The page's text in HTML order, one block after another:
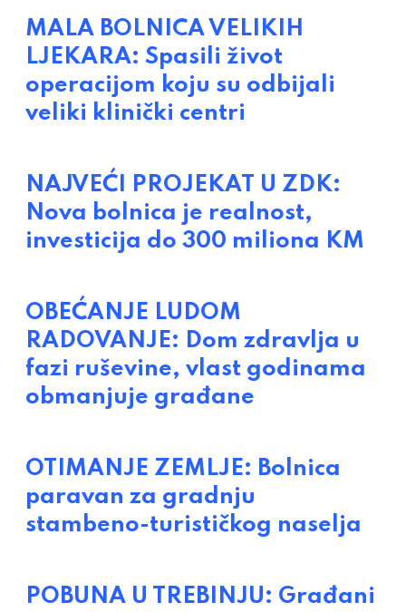
MALA BOLNICA VELIKIH
LJEKARA: Spasili život
operacijom koju su odbijali
veliki klinički centri
NAJVEĆI PROJEKAT U ZDK:
Nova bolnica je realnost,
investicija do 300 miliona KM
OBEĆANJE LUDOM
RADOVANJE: Dom zdravlja u
fazi ruševine, vlast godinama
obmanjuje građane
OTIMANJE ZEMLJE: Bolnica
paravan za gradnju
stambeno-turističkog naselja
POBUNA U TREBINJU: Građani